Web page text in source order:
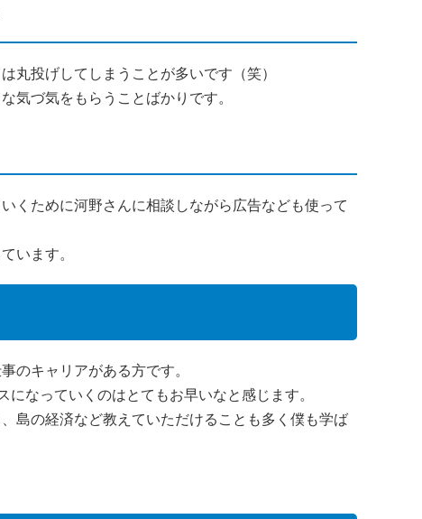
丸投げしてしまうことが多いです（笑）
気づ気をもらうことばかりです。
くために河野さんに相談しながら広告なども使って
います。
のキャリアがある方です。
なっていくのはとてもお早いなと感じます。
島の経済など教えていただけることも多く僕も学ば